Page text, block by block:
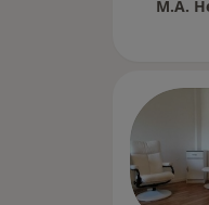
M.A.